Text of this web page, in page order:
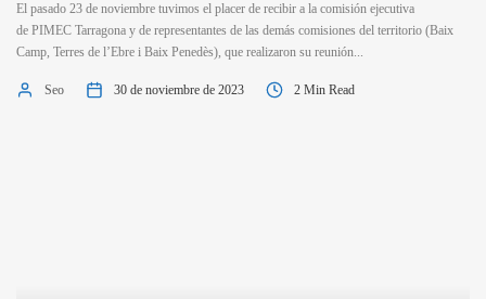
El pasado 23 de noviembre tuvimos el placer de recibir a la comisión ejecutiva
de PIMEC Tarragona y de representantes de las demás comisiones del territorio (Baix
Camp, Terres de l’Ebre i Baix Penedès), que realizaron su reunión...
Seo 30 de noviembre de 2023 2 Min Read